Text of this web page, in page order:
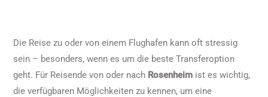
Die Reise zu oder von einem Flughafen kann oft stressig
sein – besonders, wenn es um die beste Transferoption
geht. Für Reisende von oder nach Rosenheim ist es wichtig,
die verfügbaren Möglichkeiten zu kennen, um eine